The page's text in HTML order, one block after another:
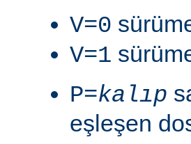
V=0
V=1
P=kalıp
eşleşen